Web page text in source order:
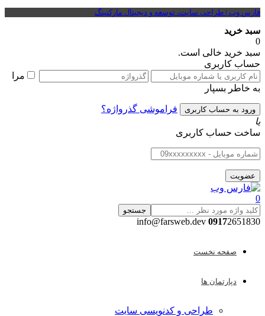
فارس وب | طراحی سایت، توسعه و دیجیتال مارکتینگ
سبد خرید
0
سبد خرید خالی است.
حساب کاربری
مرا
به خاطر بسپار
فراموشی گذرواژه؟
یا
ساخت حساب کاربری
0
جستجو
09172651830 info@farsweb.dev
صفحه نخست
دپارتمان ها
طراحی و کدنویسی سایت